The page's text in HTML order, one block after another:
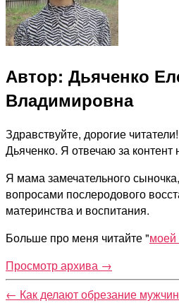
Автор: Дьяченко
Владимировна
Здравствуйте, дорогие
Дьяченко. Я отвечаю за контент
Я мама замечательного
вопросами послеродового
материнства и воспитания.
Больше про меня читайте "моей
Просмотр архива →
← Как делают обрезание